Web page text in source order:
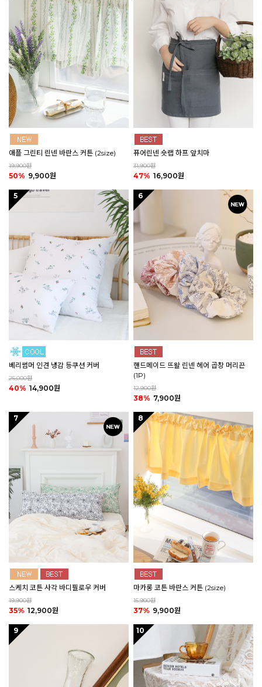
애플 그린티 린넨 바란스 커튼 (2size)
19,900원
50% 9,900원
퓨어린넨 숏랩 하프 앞치마
31,900원
47% 16,900원
5
베리썸머 인견 냉감 등쿠션 커버
25,000원
40% 14,900원
6
핸드메이드 뜨왈 린넨 헤어 곱창 머리끈
(1P)
12,900원
38% 7,900원
7
스케치 코튼 사각 바디필로우 커버
19,900원
35% 12,900원
8
마카롱 코튼 바란스 커튼 (2size)
15,900원
37% 9,900원
9 10